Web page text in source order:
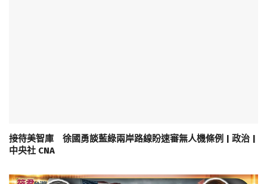
接待美智庫 徐國勇談藍綠兩岸路線盼速審無人機條例 | 政治 |
中央社 CNA